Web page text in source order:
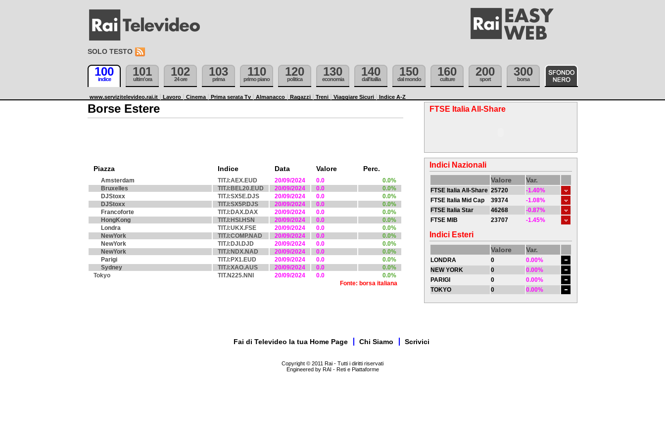
SOLO TESTO
100
indice
101
ultim'ora
102
24 ore
103
prima
110
primo piano
120
politica
130
economia
140
dall'itallia
150
dal mondo
160
culture
200
sport
300
borsa
www.servizitelevideo.rai.it Lavoro Cinema Prima serata Tv Almanacco Ragazzi Treni Viaggiare Sicuri Indice A-Z
Borse Estere
Piazza Indice Data Valore Perc.
Amsterdam TIT.I:AEX.EUD 20/09/2024 0.0
0.0%
Bruxelles
TIT.I:BEL20.EUD 20/09/2024 0.0
0.0%
DJStoxx
TIT.I:SX5E.DJS 20/09/2024 0.0
0.0%
DJStoxx
TIT.I:SX5P.DJS 20/09/2024 0.0
0.0%
Francoforte
TIT.I:DAX.DAX 20/09/2024 0.0
0.0%
HongKong
TIT.I:HSI.HSN 20/09/2024 0.0
0.0%
Londra
TIT.I:UKX.FSE 20/09/2024 0.0
0.0%
NewYork
TIT.I:COMP.NAD 20/09/2024 0.0
0.0%
NewYork
TIT.I:DJI.DJD 20/09/2024 0.0
0.0%
NewYork
TIT.I:NDX.NAD 20/09/2024 0.0
0.0%
Parigi
TIT.I:PX1.EUD 20/09/2024 0.0
0.0%
Sydney
TIT.I:XAO.AUS 20/09/2024 0.0
0.0%
Tokyo
TIT.N225.NNI 20/09/2024 0.0
0.0%
Fonte: borsa italiana
FTSE Italia All-Share
Indici Nazionali
Valore Var.
FTSE Italia All-Share 25720
-1.40%
FTSE Italia Mid Cap
39374
-1.08%
FTSE Italia Star
46268
-0.87%
FTSE MIB
23707 -1.45%
Indici Esteri
Valore Var.
LONDRA 0
0.00%
NEW YORK
0
0.00%
PARIGI
0
0.00%
TOKYO
0 0.00%
Fai di Televideo la tua Home Page Chi Siamo Scrivici
Copyright © 2011 Rai - Tutti i diritti riservati
Engineered by RAI - Reti e Piattaforme